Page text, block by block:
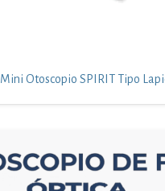
Mini Otoscopio SPIRIT Tipo